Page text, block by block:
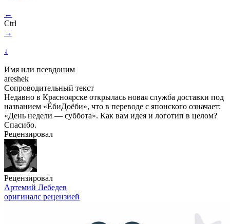
←
Ctrl
→
↓
Имя или псевдоним
areshek
Сопроводительный текст
Недавно в Красноярске открылась новая служба доставки под
названием «ЁбиДоёби», что в переводе с японского означает:
«День недели — суббота». Как вам идея и логотип в целом?
Спасибо.
Рецензировал
Рецензировал
Артемий Лебедев
оригиналс рецензией